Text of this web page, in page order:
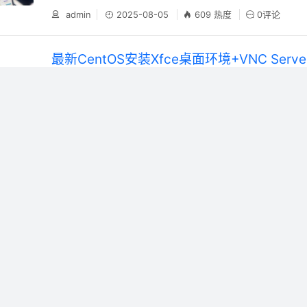
admin
2025-08-05 609 热度 0评论
最新CentOS安装Xfce桌面环境+VNC